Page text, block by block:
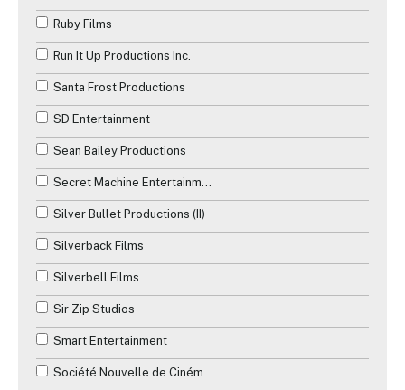
Ruby Films
Run It Up Productions Inc.
Santa Frost Productions
SD Entertainment
Sean Bailey Productions
Secret Machine Entertainment
Silver Bullet Productions (II)
Silverback Films
Silverbell Films
Sir Zip Studios
Smart Entertainment
Société Nouvelle de Cinématographie (SNC)